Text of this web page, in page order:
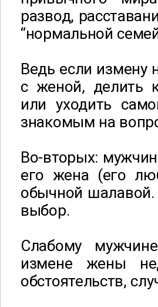
развод,
“нормальной
Ведь если измену
с женой, делить
или уходить
знакомым на
Во-вторых:
его жена (его
обычной шалавой.
выбор.
Слабому
измене жены
обстоятельств,